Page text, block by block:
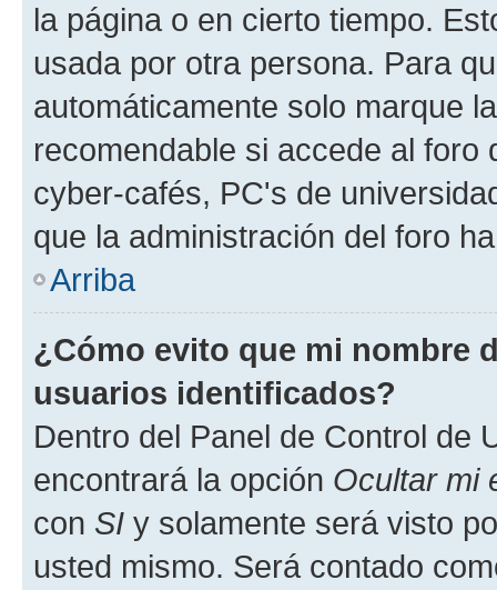
la página o en cierto tiempo.
usada por otra persona. Para
automáticamente solo marque
recomendable si accede al foro
cyber-cafés, PC's de
que la administración del foro
Arriba
¿Cómo evito que mi nombre
usuarios identificados?
Dentro del Panel de Control de
encontrará la opción Ocultar mi
con SI y solamente será visto
usted mismo. Será contado